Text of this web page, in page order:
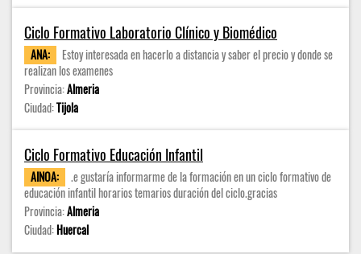
Ciclo Formativo Laboratorio Clínico y Biomédico
ANA:
Estoy interesada en hacerlo a distancia y saber el precio y donde se
realizan los examenes
Provincia:Almeria
Ciudad:Tijola
Ciclo Formativo Educación Infantil
AINOA:
.e gustaría informarme de la formación en un ciclo formativo de
educación infantil horarios temarios duración del ciclo.gracias
Provincia:Almeria
Ciudad:Huercal